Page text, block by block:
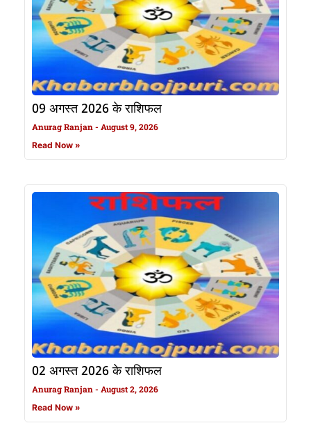
09 अगस्त 2026 के राशिफल
Anurag Ranjan August 9, 2026
Read Now »
02 अगस्त 2026 के राशिफल
Anurag Ranjan August 2, 2026
Read Now »